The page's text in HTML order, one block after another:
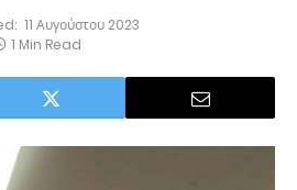
11 Αυγούστου 2023
1 Min Read